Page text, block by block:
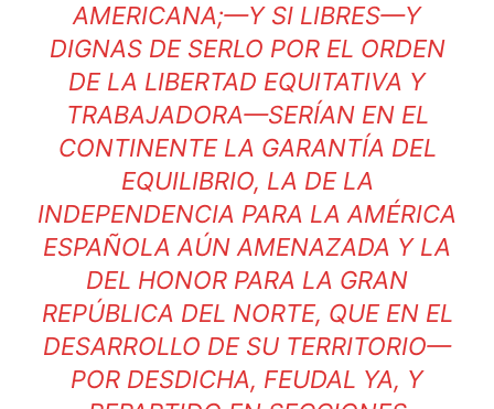
AMERICANA;—Y SI LIBRES—Y
DIGNAS DE SERLO POR EL ORDEN
DE LA LIBERTAD EQUITATIVA Y
TRABAJADORA—SERÍAN EN EL
CONTINENTE LA GARANTÍA DEL
EQUILIBRIO, LA DE LA
INDEPENDENCIA PARA LA AMÉRICA
ESPAÑOLA AÚN AMENAZADA Y LA
DEL HONOR PARA LA GRAN
REPÚBLICA DEL NORTE, QUE EN EL
DESARROLLO DE SU TERRITORIO—
POR DESDICHA, FEUDAL YA, Y